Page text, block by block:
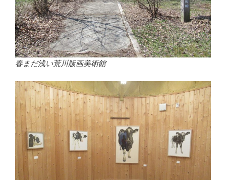
春まだ浅い荒川版画美術館